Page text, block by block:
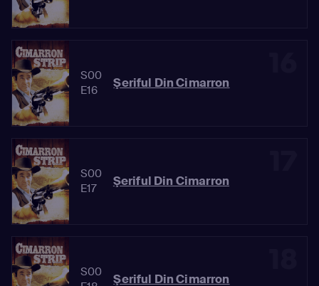
S00
E16
Şeriful Din Cimarron
S00
E17
Şeriful Din Cimarron
S00
Şeriful Din Cimarron